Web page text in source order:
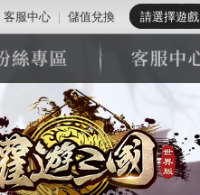
客服中心 | 儲值兌換 請選擇遊戲